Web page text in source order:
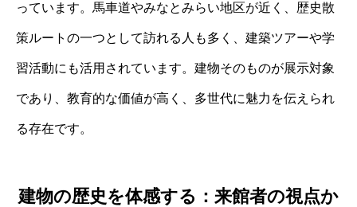
っています。馬車道やみなとみらい地区が近く、歴史散
策ルートの一つとして訪れる人も多く、建築ツアーや学
習活動にも活用されています。建物そのものが展示対象
であり、教育的な価値が高く、多世代に魅力を伝えられ
る存在です。
建物の歴史を体感する：来館者の視点か